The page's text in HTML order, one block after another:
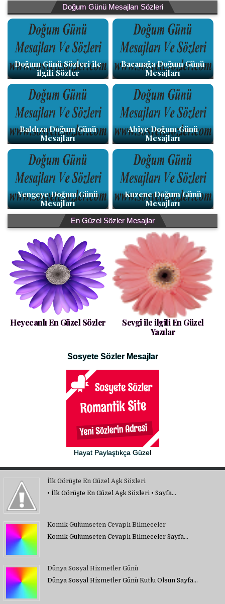
Doğum Günü Mesajları Sözleri
Doğum Günü Sözleri ile
ilgili Sözler
Bacanağa Doğum Günü
Mesajları
Baldıza Doğum Günü
Mesajları
Abiye Doğum Günü
Mesajları
Yengeye Doğum Günü
Mesajları
Kuzene Doğum Günü
Mesajları
En Güzel Sözler Mesajlar
Heyecanlı En Güzel Sözler
Sevgi ile ilgili En Güzel
Yazılar
Sosyete Sözler Mesajlar
Hayat Paylaştıkça Güzel
İlk Görüşte En Güzel Aşk Sözleri
• İlk Görüşte En Güzel Aşk Sözleri • Sayfa…
Komik Gülümseten Cevaplı Bilmeceler
Komik Gülümseten Cevaplı Bilmeceler Sayfa…
Dünya Sosyal Hizmetler Günü
Dünya Sosyal Hizmetler Günü Kutlu Olsun Sayfa…